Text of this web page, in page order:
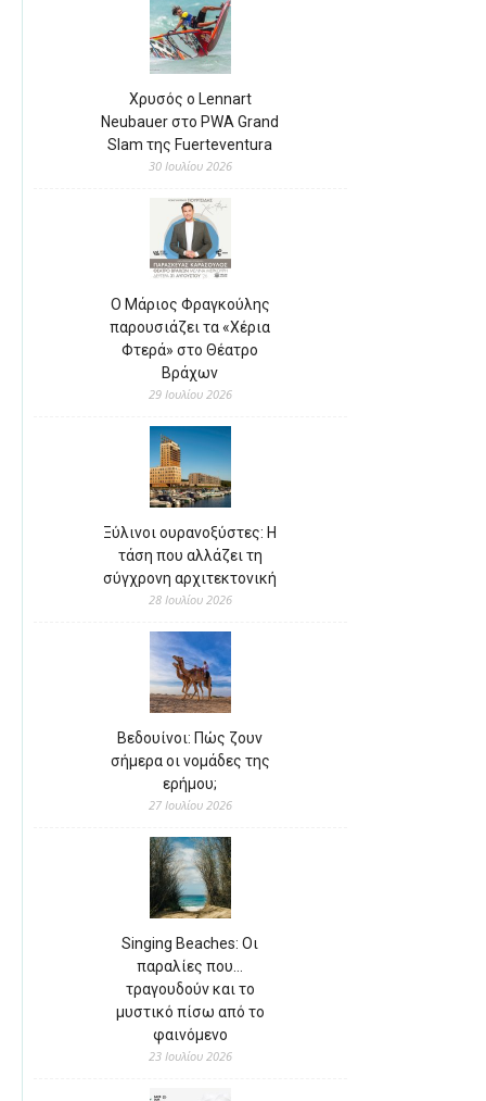
Χρυσός ο Lennart
Neubauer στο PWA Grand
Slam της Fuerteventura
30 Ιουλίου 2026
Ο Μάριος Φραγκούλης
παρουσιάζει τα «Χέρια
Φτερά» στο Θέατρο
Βράχων
29 Ιουλίου 2026
Ξύλινοι ουρανοξύστες: Η
τάση που αλλάζει τη
σύγχρονη αρχιτεκτονική
28 Ιουλίου 2026
Βεδουίνοι: Πώς ζουν
σήμερα οι νομάδες της
ερήμου;
27 Ιουλίου 2026
Singing Beaches: Οι
παραλίες που…
τραγουδούν και το
μυστικό πίσω από το
φαινόμενο
23 Ιουλίου 2026